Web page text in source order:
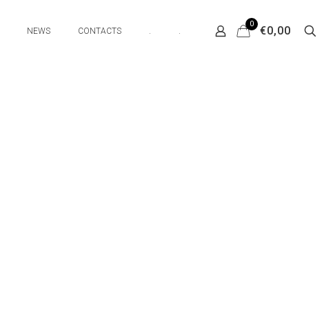
NEWS CONTACTS . .
0
€0,00